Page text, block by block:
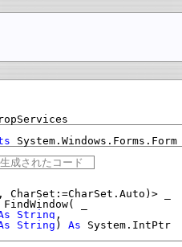
System.Windows.Forms.Form
成されたコード
CharSet:=CharSet.Auto)> _
FindWindow( _
String , _
String ) As